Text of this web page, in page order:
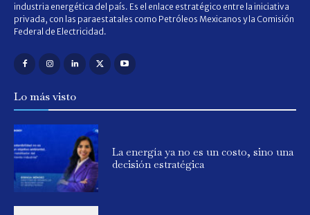
industria energética del país. Es el enlace estratégico entre la iniciativa
privada, con las paraestatales como Petróleos Mexicanos y la Comisión
Federal de Electricidad.
Lo más visto
La energía ya no es un costo, sino una
decisión estratégica